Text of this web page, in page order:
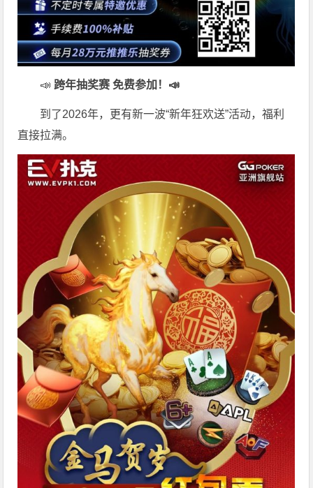
📣 跨年抽奖赛 免费参加 ！📣
到了2026年，更有新一波“新年狂欢送”活动，福利
直接拉满。